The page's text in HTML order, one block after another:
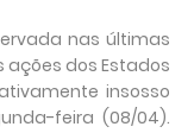
nas últimas
dos Estados
insosso
feira (08/04).